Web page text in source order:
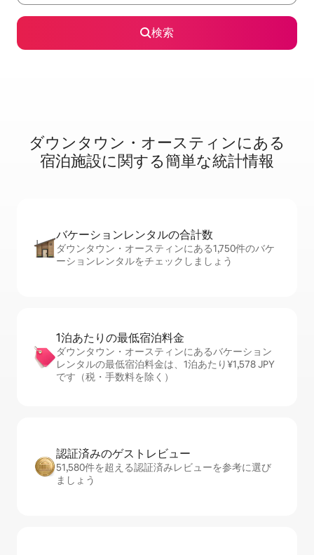
検索
ダウンタウン・オースティンに⁠あ⁠る
宿⁠泊⁠施⁠設⁠に関⁠す⁠る簡⁠単⁠な統⁠計⁠情⁠報
バケーションレ⁠ン⁠タ⁠ル⁠の合⁠計⁠数
ダウンタウン・オースティンにある1,750件のバケ
ーションレンタルをチェックしましょう
1泊あたりの最⁠低⁠宿⁠泊⁠料⁠金
ダウンタウン・オースティンにあるバケーション
レンタルの最低宿泊料金は、1泊あたり¥1,578 JPY
です（税・手数料を除く）
認証済みのゲ⁠ス⁠ト⁠レ⁠ビ⁠ュ⁠ー
51,580件を超える認証済みレビューを参考に選び
ましょう